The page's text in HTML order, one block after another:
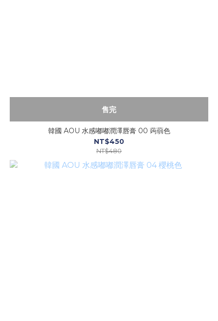
售完
韓國 AOU 水感嘟嘟潤澤唇膏 00 蒟蒻色
NT$450
NT$480